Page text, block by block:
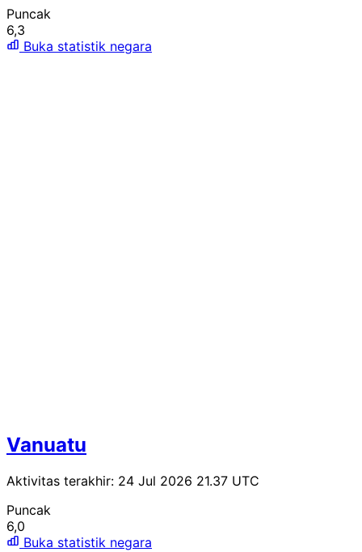
Puncak
6,3
Buka statistik negara
Vanuatu
Aktivitas terakhir: 24 Jul 2026 21.37 UTC
Puncak
6,0
Buka statistik negara